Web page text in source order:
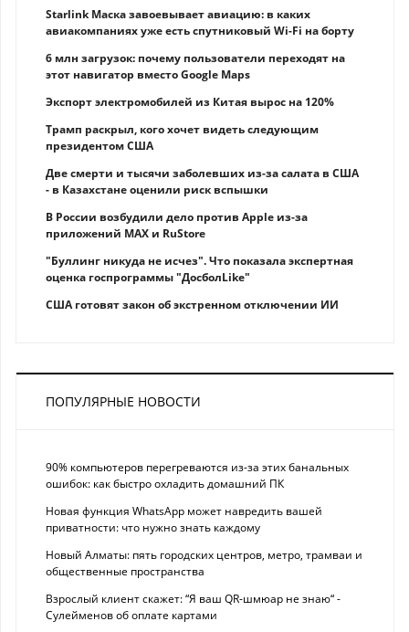
Starlink Маска завоевывает авиацию: в каких
авиакомпаниях уже есть спутниковый Wi-Fi на борту
6 млн загрузок: почему пользователи переходят на
этот навигатор вместо Google Maps
Экспорт электромобилей из Китая вырос на 120%
Трамп раскрыл, кого хочет видеть следующим
президентом США
Две смерти и тысячи заболевших из-за салата в США
- в Казахстане оценили риск вспышки
В России возбудили дело против Apple из-за
приложений MAX и RuStore
"Буллинг никуда не исчез". Что показала экспертная
оценка госпрограммы "ДосболLike"
США готовят закон об экстренном отключении ИИ
ПОПУЛЯРНЫЕ НОВОСТИ
90% компьютеров перегреваются из-за этих банальных
ошибок: как быстро охладить домашний ПК
Новая функция WhatsApp может навредить вашей
приватности: что нужно знать каждому
Новый Алматы: пять городских центров, метро, трамваи и
общественные пространства
Взрослый клиент скажет: “Я ваш QR-шмюар не знаю“ -
Сулейменов об оплате картами